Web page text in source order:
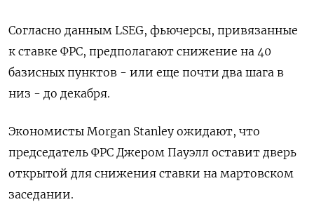
Согласно данным LSEG, фьючерсы, привязанные
к ставке ФРС, предполагают снижение на 40
базисных пунктов - или еще почти два шага в
низ - до декабря.
Экономисты Morgan Stanley ожидают, что
председатель ФРС Джером Пауэлл оставит дверь
открытой для снижения ставки на мартовском
заседании.